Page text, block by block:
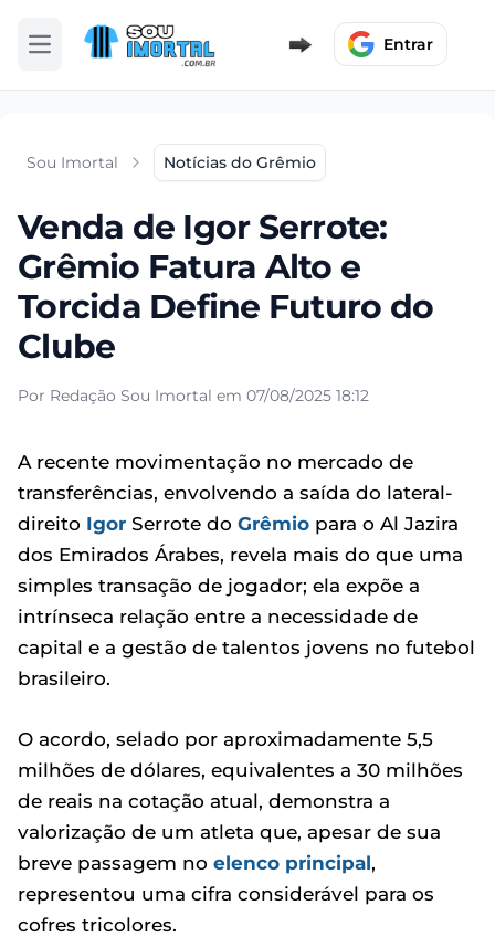
Abrir menu Entrar
Sou Imortal Notícias do Grêmio
Venda de Igor Serrote:
Grêmio Fatura Alto e
Torcida Define Futuro do
Clube
Por Redação Sou Imortal em 07/08/2025 18:12
A recente movimentação no mercado de
transferências, envolvendo a saída do lateral-
direito Igor Serrote do Grêmio para o Al Jazira
dos Emirados Árabes, revela mais do que uma
simples transação de jogador; ela expõe a
intrínseca relação entre a necessidade de
capital e a gestão de talentos jovens no futebol
brasileiro.
O acordo, selado por aproximadamente 5,5
milhões de dólares, equivalentes a 30 milhões
de reais na cotação atual, demonstra a
valorização de um atleta que, apesar de sua
breve passagem no elenco principal,
representou uma cifra considerável para os
cofres tricolores.